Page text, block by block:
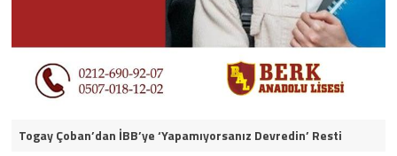
Togay Çoban’dan İBB’ye ‘Yapamıyorsanız Devredin’ Resti